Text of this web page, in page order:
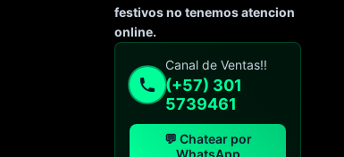
festivos no tenemos atencion
online.
Canal de Ventas!!
(+57) 301
5739461
💬 Chatear por
WhatsApp
Especialista de operación
sistémica